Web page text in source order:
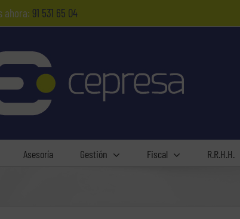
ahora: 91 531 65 04
Asesoría Gestión Fiscal R.R.H.H.